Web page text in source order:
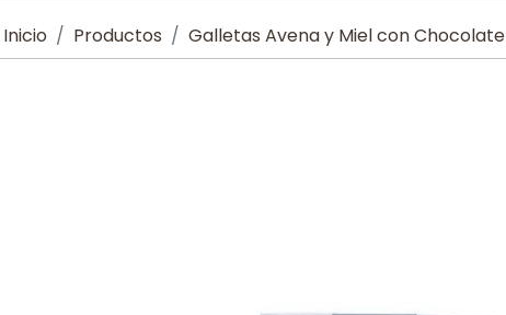
Inicio Productos Galletas Avena y Miel con Chocolate